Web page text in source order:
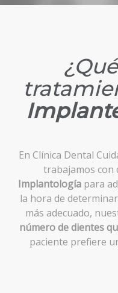
En Clínica Dental
trabajamos con
Implantología para
la hora de
más adecuado,
número de dientes
paciente prefiere